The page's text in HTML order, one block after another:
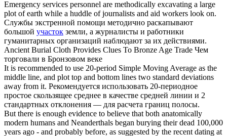
Emergency services personnel are methodically excavating a large
plotof earth while a huddle of journalists and aid workers look on.
Службы экстренной помощи методично раскапывают
большой участок земли, а журналисты и работники
гуманитарных организаций наблюдают за их действиями.
AncientBurial Cloth Provides Clues To Bronze Age Trade Чем
торговали в Бронзовом веке
It is recommended to use 20-period Simple Moving Average as the
middle line, and plottop and bottom lines two standard deviations
away from it. Рекомендуется использовать 20-периодное
простое скользящее среднее в качестве средней линии и 2
стандартных отклонения — для расчета границ полосы.
But there is enough evidence to believe that both anatomically
modern humans and Neanderthals began burying their dead 100,000
years ago - and probably before, as suggested by the recent dating at